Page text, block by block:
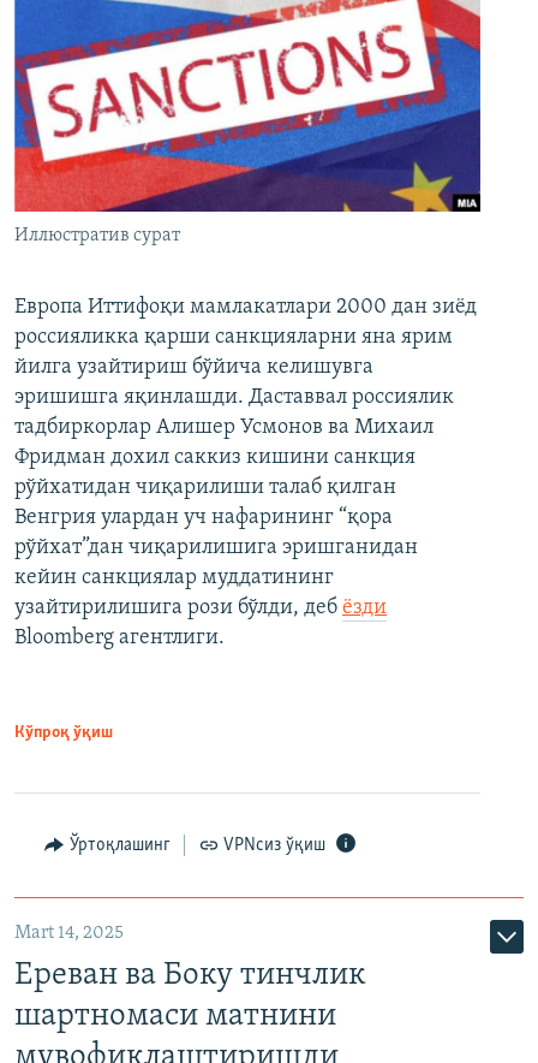
Иллюстратив сурат
Европа Иттифоқи мамлакатлари 2000 дан зиёд
россияликка қарши санкцияларни яна ярим
йилга узайтириш бўйича келишувга
эришишга яқинлашди. Даставвал россиялик
тадбиркорлар Алишер Усмонов ва Михаил
Фридман дохил саккиз кишини санкция
рўйхатидан чиқарилиши талаб қилган
Венгрия улардан уч нафарининг “қора
рўйхат”дан чиқарилишига эришганидан
кейин санкциялар муддатининг
узайтирилишига рози бўлди, деб ёзди
Bloomberg агентлиги.
Кўпроқ ўқиш
Ўртоқлашинг VPNсиз ўқиш
Mart 14, 2025
Ереван ва Боку тинчлик
шартномаси матнини